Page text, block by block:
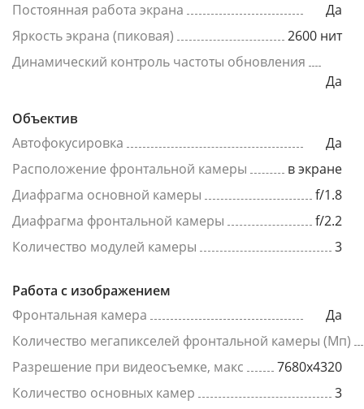
Постоянная работа экрана
Да
Яркость экрана (пиковая)
2600 нит
Динамический контроль частоты обновления
Да
Объектив
Автофокусировка
Да
Расположение фронтальной камеры
в экране
Диафрагма основной камеры
f/1.8
Диафрагма фронтальной камеры
f/2.2
Количество модулей камеры
3
Работа с изображением
Фронтальная камера
Да
Количество мегапикселей фронтальной камеры (Мп)
Разрешение при видеосъемке, макс
7680x4320
Количество основных камер
3